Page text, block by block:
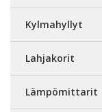
Kylmahyllyt
Lahjakorit
Lämpömittarit